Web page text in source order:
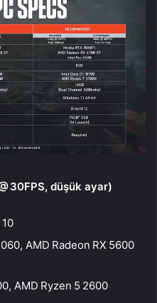
30FPS, düşük ayar)
AMD Radeon RX 5600
AMD Ryzen 5 2600